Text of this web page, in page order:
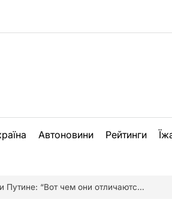
Автоновини Рейтинги
“Вот чем они отличаются?” (видео)